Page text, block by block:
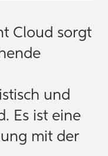
Cloud sorgt
und
Es ist eine
mit der